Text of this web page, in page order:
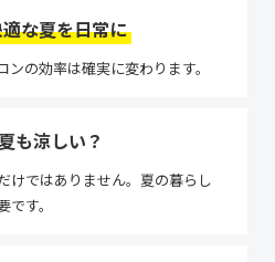
な夏を日常に
の効率は確実に変わります。
も涼しい？
けではありません。夏の暮らし
す。